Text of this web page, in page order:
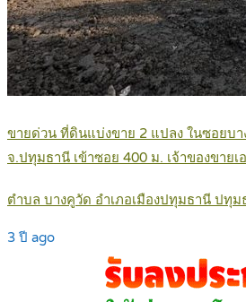
ขายด่วน ที่ดินแบ่งขาย 2 แปลง ในซอยบา
จ.ปทุมธานี เข้าซอย 400 ม. เจ้าของขายเ
ตำบล บางคูวัด อำเภอเมืองปทุมธานี ปทุม
3 ปี ago